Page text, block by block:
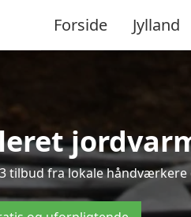
Forside Jylland
tilbud fra lokale